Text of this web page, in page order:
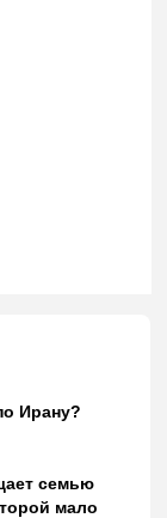
Ирану?
семью
мало